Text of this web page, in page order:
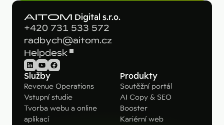
AITOM Digital s.r.o.
+420 731 533 572
radbych@aitom.cz
Helpdesk
LinkedIn
YouTube
Facebook
Služby
Revenue Operations
Vstupní studie
Tvorba webu a online
aplikací
Produkty
Soutěžní portál
AI Copy & SEO
Booster
Kariérní web